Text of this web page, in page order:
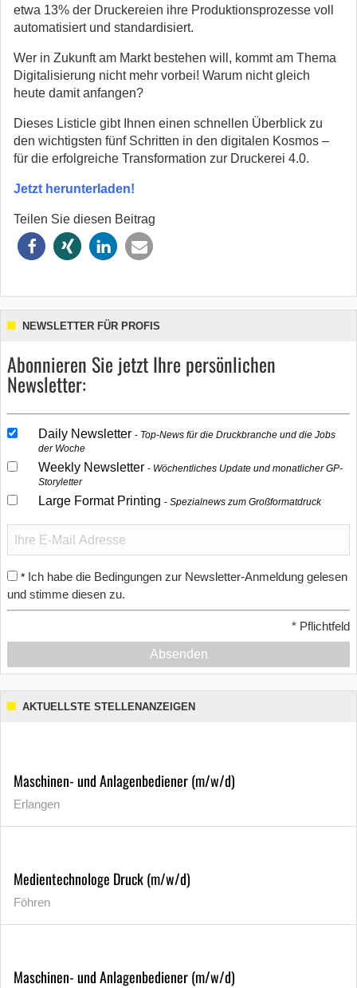
etwa 13% der Druckereien ihre Produktionsprozesse voll
automatisiert und standardisiert.
Wer in Zukunft am Markt bestehen will, kommt am Thema
Digitalisierung nicht mehr vorbei! Warum nicht gleich
heute damit anfangen?
Dieses Listicle gibt Ihnen einen schnellen Überblick zu
den wichtigsten fünf Schritten in den digitalen Kosmos –
für die erfolgreiche Transformation zur Druckerei 4.0.
Jetzt herunterladen!
Teilen Sie diesen Beitrag
NEWSLETTER FÜR PROFIS
Abonnieren Sie jetzt Ihre persönlichen
Newsletter:
Daily Newsletter
Top-News für die Druckbranche und die Jobs
der Woche
Weekly Newsletter
Wöchentliches Update und monatlicher GP-
Storyletter
Large Format Printing Spezialnews zum Großformatdruck
* Ich habe die Bedingungen zur Newsletter-Anmeldung gelesen
und stimme diesen zu.
* Pflichtfeld
Absenden
AKTUELLSTE STELLENANZEIGEN
Maschinen- und Anlagenbediener (m/w/d)
Erlangen
Medientechnologe Druck (m/w/d)
Föhren
Maschinen- und Anlagenbediener (m/w/d)